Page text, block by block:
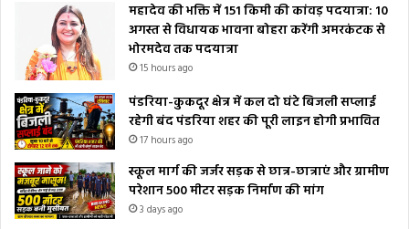
महादेव की भक्ति में 151 किमी की कांवड़ पदयात्रा: 10
अगस्त से विधायक भावना बोहरा करेंगी अमरकंटक से
भोरमदेव तक पदयात्रा
15 hours ago
पंडरिया-कुकदूर क्षेत्र में कल दो घंटे बिजली सप्लाई
रहेगी बंद पंडरिया शहर की पूरी लाइन होगी प्रभावित
17 hours ago
स्कूल मार्ग की जर्जर सड़क से छात्र-छात्राएं और ग्रामीण
परेशान 500 मीटर सड़क निर्माण की मांग
3 days ago